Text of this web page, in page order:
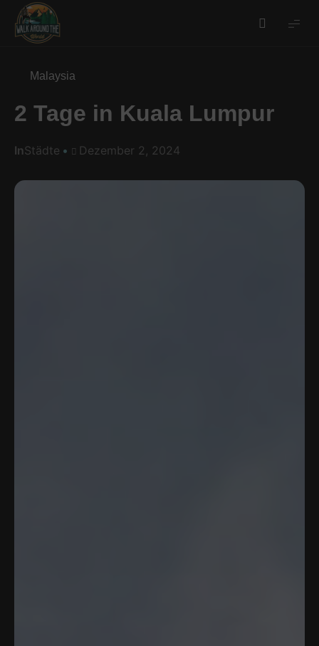
Walk
world
Malaysia
2 Tage in Kuala Lumpur
InStädte Dezember 2, 2024